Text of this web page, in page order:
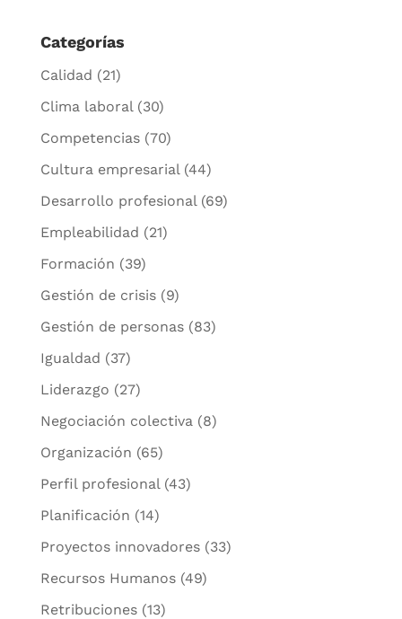
Categorías
Calidad (21)
Clima laboral(30)
Competencias(70)
Cultura empresarial(44)
Desarrollo profesional(69)
Empleabilidad (21)
Formación (39)
Gestión de crisis(9)
Gestión de personas(83)
Igualdad (37)
Liderazgo (27)
Negociación colectiva(8)
Organización (65)
Perfil profesional(43)
Planificación (14)
Proyectos innovadores(33)
Recursos Humanos(49)
Retribuciones(13)